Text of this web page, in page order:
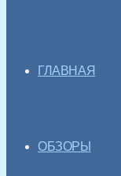
ГЛАВНАЯ
ОБЗОРЫ